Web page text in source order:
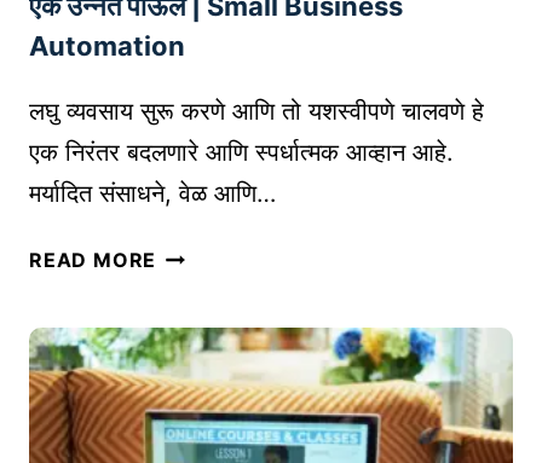
प
रा
?
|
R
R
O
A
S
G
ई
-
कॉ
र्स
ध्ये
वा
ढ
ता
एक उन्नत पाऊल | Small Business
Automation
लघु व्यवसाय सुरू करणे आणि तो यशस्वीपणे चालवणे हे
एक निरंतर बदलणारे आणि स्पर्धात्मक आव्हान आहे.
मर्यादित संसाधने, वेळ आणि…
READ MORE ल
व
सा
यां
सा